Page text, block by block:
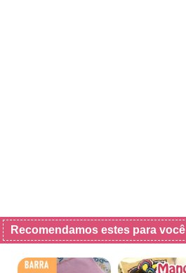
Recomendamos estes para você